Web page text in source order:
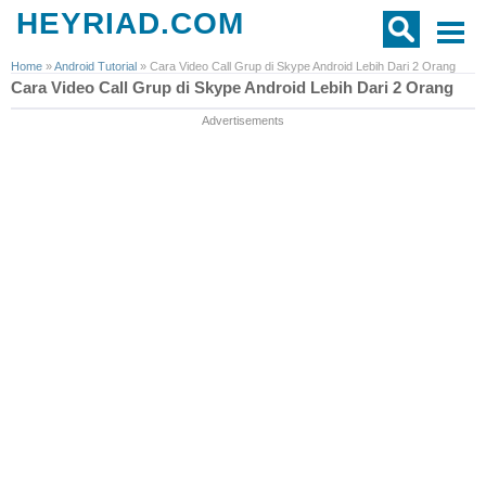
HEYRIAD.COM
Home »Android Tutorial » Cara Video Call Grup di Skype Android Lebih Dari 2 Orang
Cara Video Call Grup di Skype Android Lebih Dari 2 Orang
Advertisements